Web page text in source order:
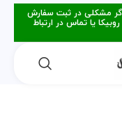
مشکلی در ثبت سفارش
با ۰۹۳۸۲۱۵۳۴۷۸ از طریق روبیکا یا تماس در ارتباط